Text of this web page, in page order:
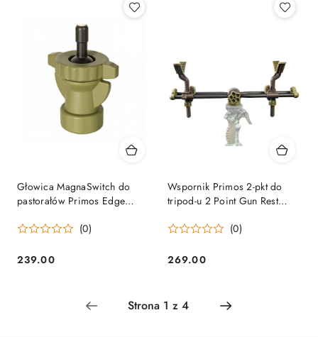
Głowica MagnaSwitch do
pastorałów Primos Edge
(0)
Cena:
239.00
Wspornik Primos 2-pkt do
tripod-u 2 Point Gun Rest
(0)
Cena:
269.00